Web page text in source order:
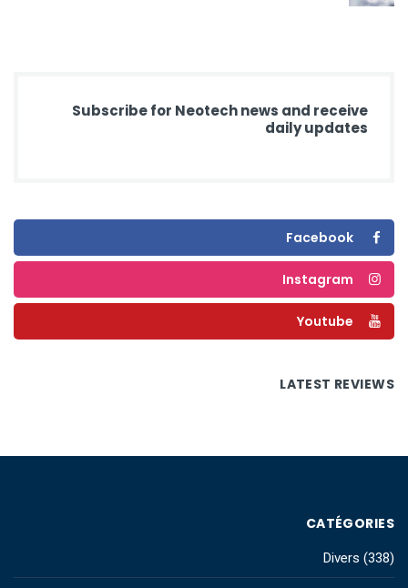
Subscribe for Neotech news and receive
daily updates
Facebook
Instagram
Youtube
LATEST REVIEWS
CATÉGORIES
Divers (338)